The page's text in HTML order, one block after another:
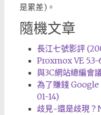
是累差)。
隨機文章
長江七號影評
Proxmox VE 5.3-
與3C網站總編會
為了賺錢
01-14)
歧見~還是歧現